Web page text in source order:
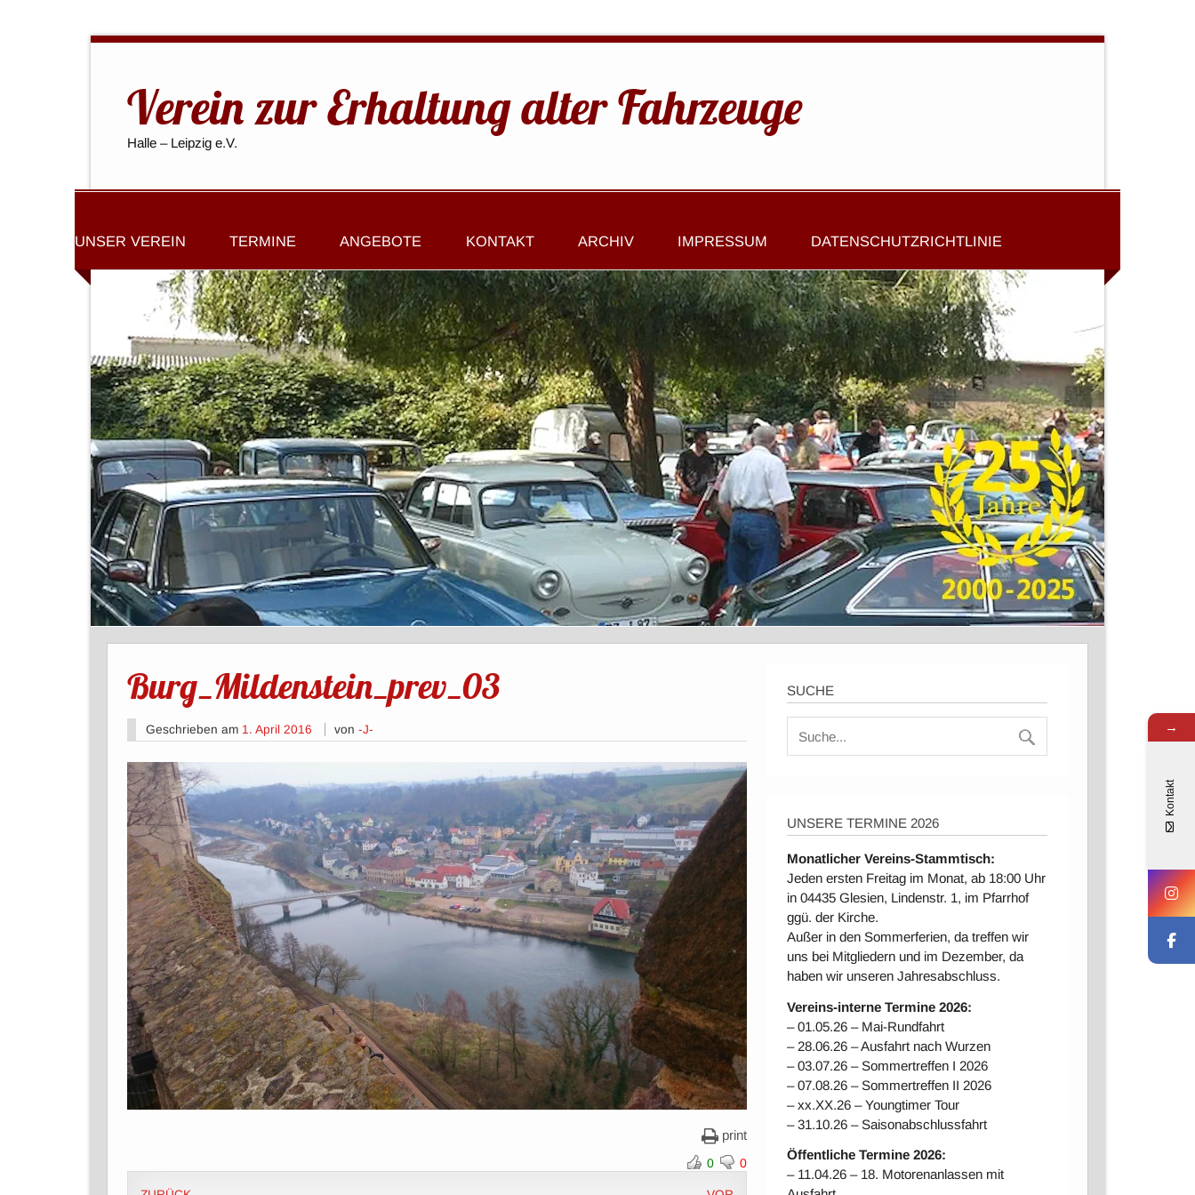
Verein zur Erhaltung alter Fahrzeuge
Halle – Leipzig e.V.
UNSER VEREIN TERMINE ANGEBOTE KONTAKT ARCHIV IMPRESSUM DATENSCHUTZRICHTLINIE
Burg_Mildenstein_prev_03
Geschrieben am 1. April 2016 von-J-
print
0 0
SUCHE
UNSERE TERMINE 2026
Monatlicher Vereins-Stammtisch:
Jeden ersten Freitag im Monat, ab 18:00 Uhr
in 04435 Glesien, Lindenstr. 1, im Pfarrhof
ggü. der Kirche.
Außer in den Sommerferien, da treffen wir
uns bei Mitgliedern und im Dezember, da
haben wir unseren Jahresabschluss.
Vereins-interne Termine 2026:
– 01.05.26 – Mai-Rundfahrt
– 28.06.26 – Ausfahrt nach Wurzen
– 03.07.26 – Sommertreffen I 2026
– 07.08.26 – Sommertreffen II 2026
– xx.XX.26 – Youngtimer Tour
– 31.10.26 – Saisonabschlussfahrt
Öffentliche Termine 2026:
– 11.04.26 – 18. Motorenanlassen mit
→
Kontakt